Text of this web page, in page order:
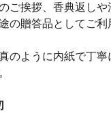
ご挨拶、香典返しや
の贈答品としてご利
のように内紙で丁寧